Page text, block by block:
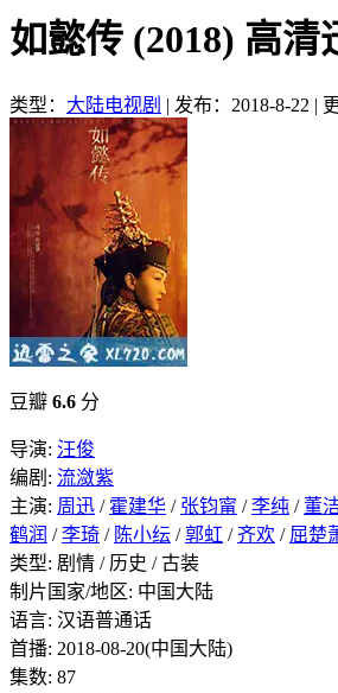
如懿传 (2018) 高清
类型： 大陆电视剧 | 发布：2018-8-22 |
豆瓣 6.6 分
导演: 汪俊
编剧: 流潋紫
主演: 周迅 / 霍建华 / 张钧甯 /李纯 / 董
鹤润 /李琦 / 陈小纭 /郭虹 / 齐欢 / 屈楚
类型: 剧情 / 历史 / 古装
制片国家/地区: 中国大陆
语言: 汉语普通话
首播: 2018-08-20(中国大陆)
集数: 87